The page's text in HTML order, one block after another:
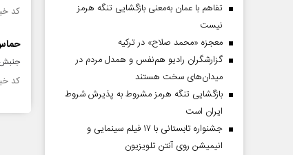
کد خبر: ۱۴۹۱۲۵۸ تاریخ
جنبش
کد خبر: ۱۴۵۰۳۲۹ تاریخ
تفاهم با عمان به‌معنی بازگشایی تنگه هرمز
نیست
معجزه «محمد صلاح» در ترکیه
گزارشگران رادیو هم‌نفس و همدل مردم در
میدان‌های سخت هستند
بازگشایی تنگه هرمز مشروط به پذیرش شروط
ایران است
جشنواره تابستانی با ۱۷ فیلم سینمایی و
انیمیشن روی آنتن تلویزیون